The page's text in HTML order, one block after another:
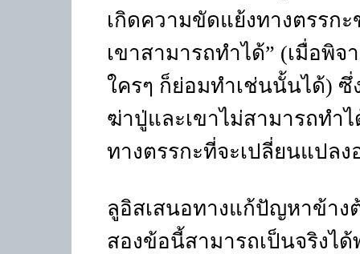
เกิดความขัดแย้งทางตรรก
เขาสามารถทำได้” (เมื่อพิจ
ใครๆ ก็ย่อมทำเช่นนั้นได้)
ฆ่าปู่และเขาไม่สามารถทำไ
ทางตรรกะที่จะเปลี่ยนแปลง
ลูอิสเสนอทางแก้ปัญหาข้าง
สองข้อนี้สามารถเป็นจริงไ